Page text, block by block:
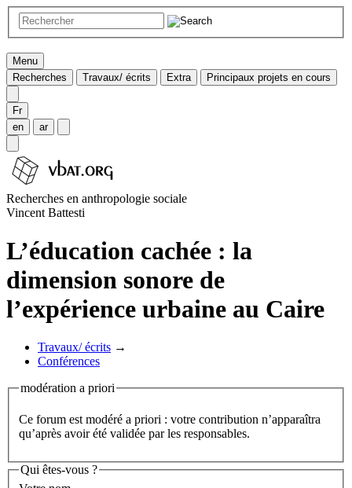
Menu
Recherches
Travaux/ écrits Extra Principaux projets en cours
Fr
en
ar
Recherches en anthropologie sociale
Vincent Battesti
L’éducation cachée : la
dimension sonore de
l’expérience urbaine au Caire
Travaux/ écrits →
Conférences
modération a priori
Ce forum est modéré a priori : votre contribution n’apparaîtra
qu’après avoir été validée par les responsables.
Qui êtes-vous ?